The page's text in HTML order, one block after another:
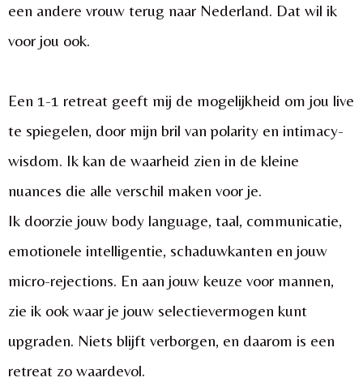
een andere vrouw terug naar Nederland. Dat wil ik
voor jou ook.
Een 1-1 retreat geeft mij de mogelijkheid om jou live
te spiegelen, door mijn bril van polarity en intimacy-
wisdom. Ik kan de waarheid zien in de kleine
nuances die alle verschil maken voor je.
Ik doorzie jouw body language, taal, communicatie,
emotionele intelligentie, schaduwkanten en jouw
micro-rejections. En aan jouw keuze voor mannen,
zie ik ook waar je jouw selectievermogen kunt
upgraden. Niets blijft verborgen, en daarom is een
retreat zo waardevol.